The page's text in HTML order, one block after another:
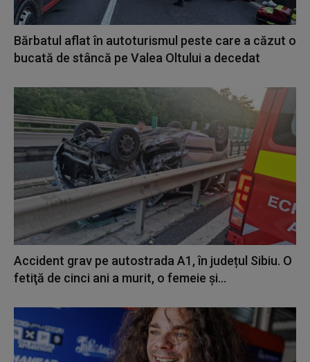
Bărbatul aflat în autoturismul peste care a căzut o
bucată de stâncă pe Valea Oltului a decedat
Accident grav pe autostrada A1, în județul Sibiu. O
fetiţă de cinci ani a murit, o femeie și...